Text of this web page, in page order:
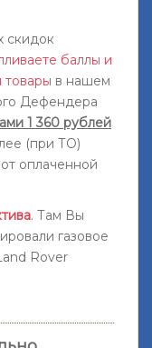
скидок
баллы и
товары в нашем
Дефендера
1 360 рублей
(при ТО)
от оплаченной
. Там Вы
газовое
Rover